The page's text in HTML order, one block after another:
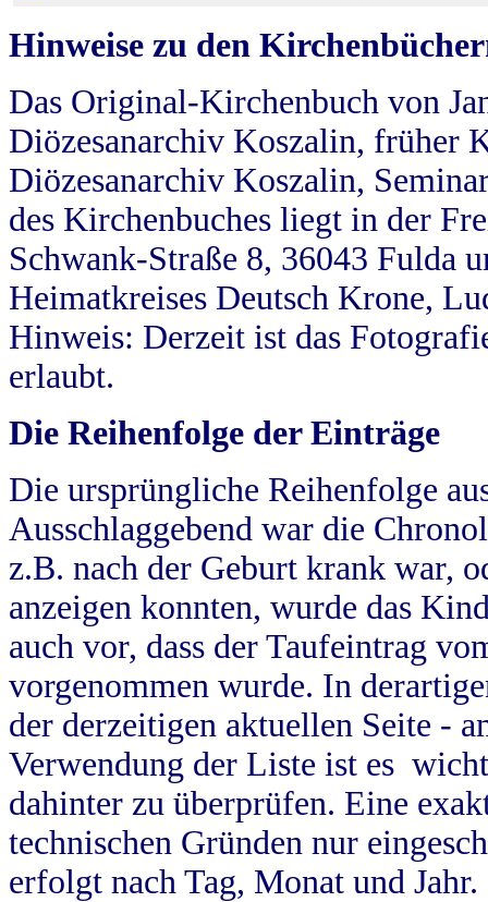
Hinweise zu den
Das Original-Kirchenbuch von
Diözesanarchiv Koszalin, früher
Diözesanarchiv Koszalin,
des Kirchenbuches liegt in der
Schwank-Straße 8, 36043 Fulda
Heimatkreises Deutsch Krone,
Hinweis: Derzeit ist das
erlaubt.
Die Reihenfolge der Einträge
Die ursprüngliche Reihenfolge
Ausschlaggebend war die
z.B. nach der Geburt krank war,
anzeigen konnten, wurde das
auch vor, dass der Taufeintrag
vorgenommen wurde. In
der derzeitigen aktuellen Seite -
Verwendung der Liste ist es
dahinter zu überprüfen. Eine
technischen Gründen nur
erfolgt nach Tag, Monat und Jahr.